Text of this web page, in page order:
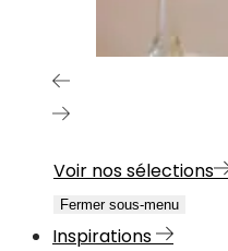
Voir nos sélections
Fermer sous-menu
Inspirations